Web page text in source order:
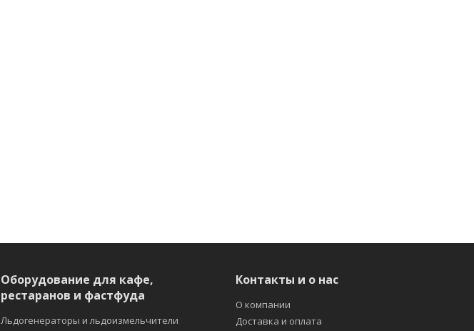
Оборудование для кафе,
рестаранов и фастфуда
Льдогенераторы и льдоизмельчители
Контакты и о нас
О компании
Доставка и оплата